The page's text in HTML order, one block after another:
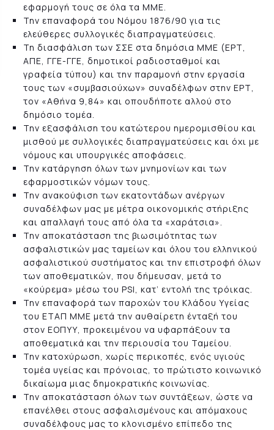
εφαρμογή τους σε όλα τα ΜΜΕ.
Την επαναφορά του Νόμου 1876/90 για τις
ελεύθερες συλλογικές διαπραγματεύσεις.
Τη διασφάλιση των ΣΣΕ στα δημόσια ΜΜΕ (ΕΡΤ,
ΑΠΕ, ΓΓΕ-ΓΓΕ, δημοτικοί ραδιοσταθμοί και
γραφεία τύπου) και την παραμονή στην εργασία
τους των «συμβασιούχων» συναδέλφων στην ΕΡΤ,
τον «Αθήνα 9,84» και οπουδήποτε αλλού στο
δημόσιο τομέα.
Την εξασφάλιση του κατώτερου ημερομισθίου και
μισθού με συλλογικές διαπραγματεύσεις και όχι με
νόμους και υπουργικές αποφάσεις.
Την κατάργηση όλων των μνημονίων και των
εφαρμοστικών νόμων τους.
Την ανακούφιση των εκατοντάδων ανέργων
συναδέλφων μας με μέτρα οικονομικής στήριξης
και απαλλαγή τους από όλα τα «χαράτσια».
Την αποκατάσταση της βιωσιμότητας των
ασφαλιστικών μας ταμείων και όλου του ελληνικού
ασφαλιστικού συστήματος και την επιστροφή όλων
των αποθεματικών, που δήμευσαν, μετά το
«κούρεμα» μέσω του PSI, κατ’ εντολή της τρόικας.
Την επαναφορά των παροχών του Κλάδου Υγείας
του ΕΤΑΠ ΜΜΕ μετά την αυθαίρετη ένταξή του
στον ΕΟΠΥΥ, προκειμένου να υφαρπάξουν τα
αποθεματικά και την περιουσία του Ταμείου.
Την κατοχύρωση, χωρίς περικοπές, ενός υγιούς
τομέα υγείας και πρόνοιας, το πρώτιστο κοινωνικό
δικαίωμα μιας δημοκρατικής κοινωνίας.
Την αποκατάσταση όλων των συντάξεων, ώστε να
επανέλθει στους ασφαλισμένους και απόμαχους
συναδέλφους μας το κλονισμένο επίπεδο της